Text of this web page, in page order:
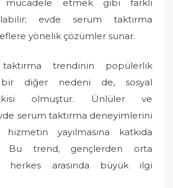
mücadele etmek gibi farklı
evde serum taktırma
yönelik çözümler sunar.
trendinin popülerlik
bir diğer nedeni de, sosyal
olmuştur. Ünlüler ve
serum taktırma deneyimlerini
yayılmasına katkıda
Bu trend, gençlerden orta
herkes arasında büyük ilgi